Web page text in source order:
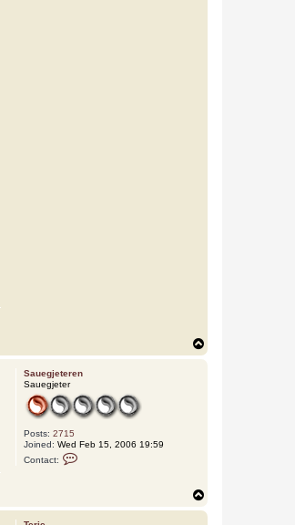
o
Sauegjeteren
Sauegjeter
Posts: 2715
Joined: Wed Feb 15, 2006 19:59
Contact:
c